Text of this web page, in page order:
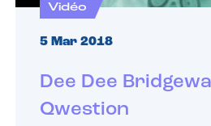
Vidéo
5 Mar 2018
Dee Dee
Qwestion